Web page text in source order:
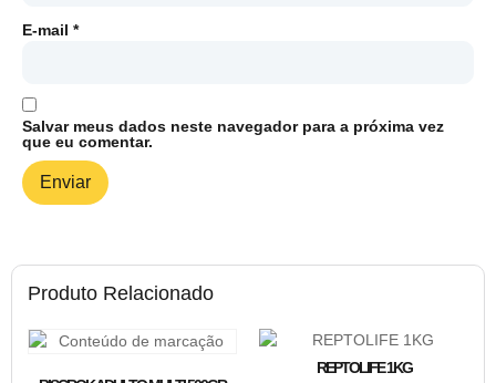
Produto Relacionado
REPTOLIFE 1KG
E-mail *
Salvar meus dados neste navegador para a próxima vez
que eu comentar.